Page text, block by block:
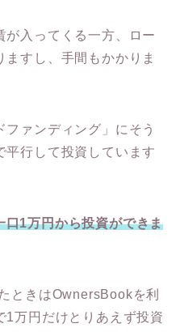
が入ってくる一方、ロー
すし、手間もかかりま
ァンディング」にそう
平行して投資しています
口1万円から投資ができま
ときはOwnersBookを利
1万円だけとりあえず投資